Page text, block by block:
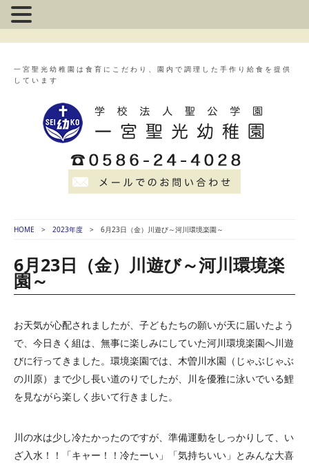
一宮聖光幼稚園は食育にこだわり、園内で調理した手作り給食を提供
しています
HOME 2023年度 6月23日（金）川遊び～河川環境楽園～
6月23日（金）川遊び～河川環境楽
園～
お天気が心配されましたが、子どもたちの願いが天に届いたよう
で、今日きく組は、無事に楽しみにしていた河川環境楽園へ川遊
びに行ってきました。環境楽園では、木曽川水園（じゃぶじゃぶ
の川原）まで少し長い道のりでしたが、川を優雅に泳いでいる鯉
を見ながら楽しく歩いて行きました。
川の水は少し冷たかったのですが、準備運動をしっかりして、い
ざ入水！！「キャー！！冷たーい」「気持ちいい」とみんな大喜